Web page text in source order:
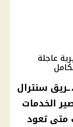
عاجلة
سنترال
الخدمات
متى تعود